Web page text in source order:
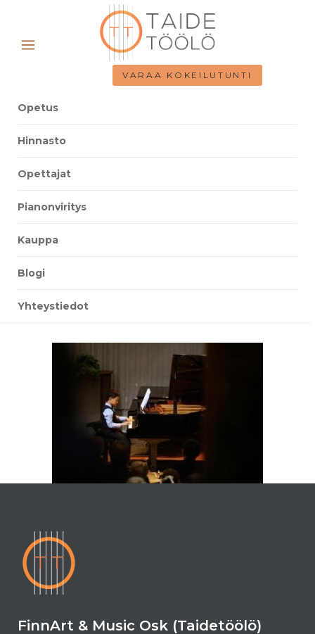
VARAA KOKEILUTUNTI
Opetus
Hinnasto
Opettajat
Pianonviritys
Kauppa
Blogi
Yhteystiedot
FinnArt & Music Osk (Taidetöölö)